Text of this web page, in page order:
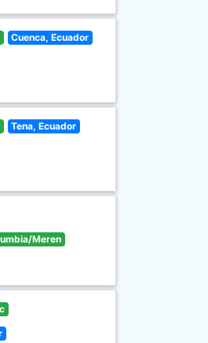
Cuenca, Ecuador
Tena, Ecuador
Meren